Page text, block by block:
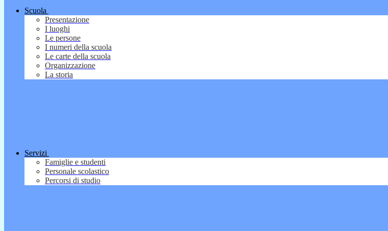
Scuola
Presentazione
I luoghi
Le persone
I numeri della scuola
Le carte della scuola
Organizzazione
La storia
Servizi
Famiglie e studenti
Personale scolastico
Percorsi di studio